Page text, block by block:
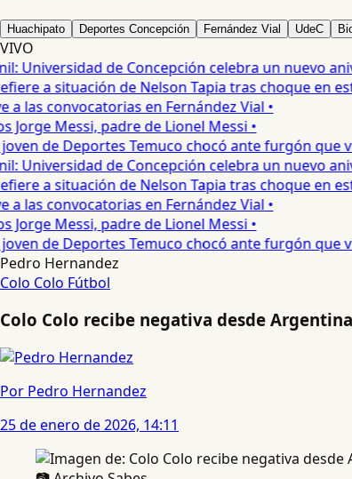
Huachipato Deportes Concepción Fernández Vial UdeC
VIVO
Universidad de Concepción celebra un nuevo
a situación de Nelson Tapia tras choque en
las convocatorias en Fernández Vial •
Messi, padre de Lionel Messi •
de Deportes Temuco chocó ante furgón que
Universidad de Concepción celebra un nuevo
a situación de Nelson Tapia tras choque en
las convocatorias en Fernández Vial •
Messi, padre de Lionel Messi •
de Deportes Temuco chocó ante furgón que
Pedro Hernandez
Colo Colo Fútbol
Colo Colo recibe negativa desde
Por Pedro Hernandez
25 de enero de 2026, 14:11